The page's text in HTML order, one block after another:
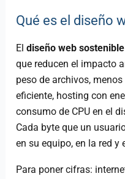
Qué es el diseño
Eldiseño web sostenible
que reducen el impacto
peso de archivos,
eficiente, hosting con
consumo de CPU en el
Cada byte que un
en su equipo, en la red y
Para poner cifras: